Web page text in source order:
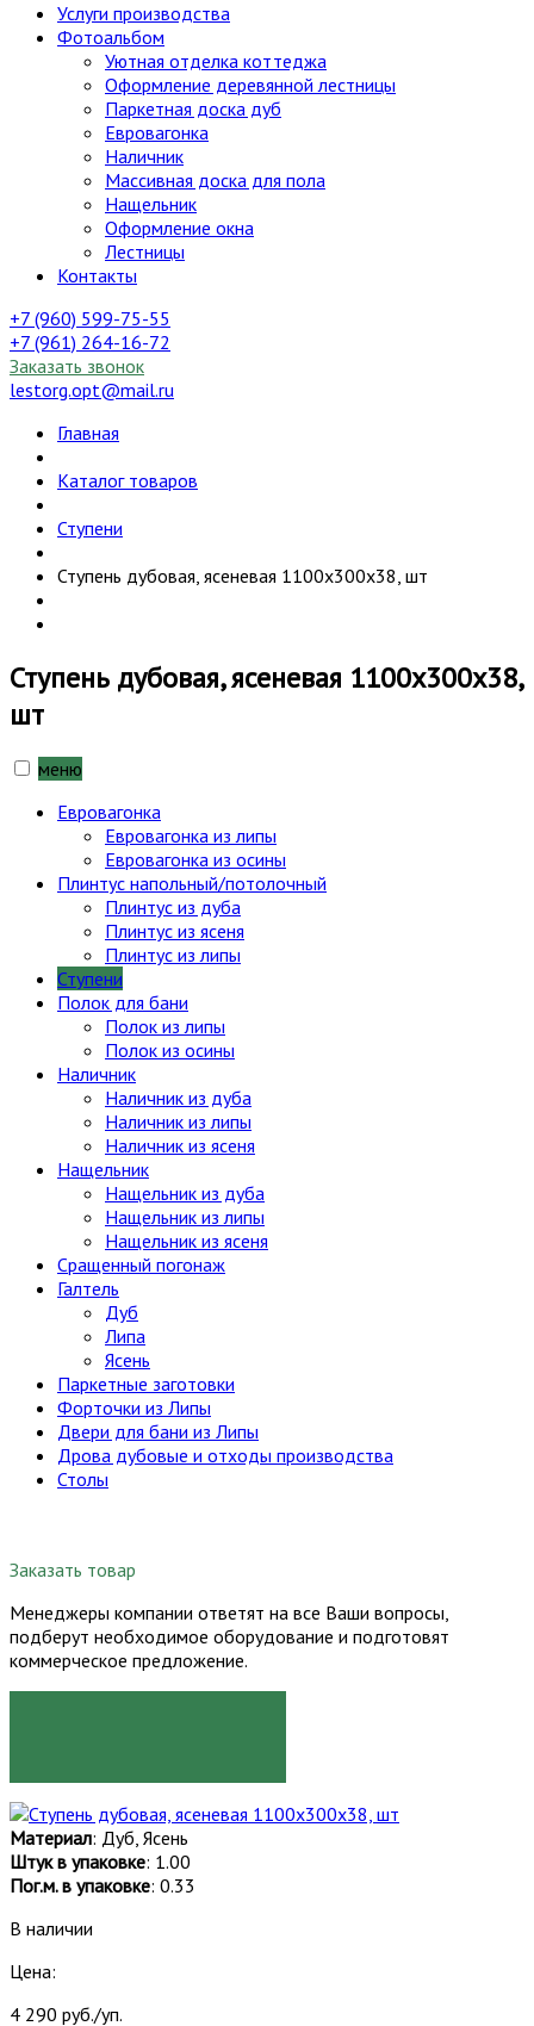
Услуги производства
Фотоальбом
Уютная отделка коттеджа
Оформление деревянной лестницы
Паркетная доска дуб
Евровагонка
Наличник
Массивная доска для пола
Нащельник
Оформление окна
Лестницы
Контакты
+7 (960) 599-75-55
+7 (961) 264-16-72
Заказать звонок
lestorg.opt@mail.ru
Главная
Каталог товаров
Ступени
Ступень дубовая, ясеневая 1100x300x38, шт
Ступень дубовая, ясеневая 1100x300x38,
шт
меню
Евровагонка
Евровагонка из липы
Евровагонка из осины
Плинтус напольный/потолочный
Плинтус из дуба
Плинтус из ясеня
Плинтус из липы
Ступени
Полок для бани
Полок из липы
Полок из осины
Наличник
Наличник из дуба
Наличник из липы
Наличник из ясеня
Нащельник
Нащельник из дуба
Нащельник из липы
Нащельник из ясеня
Сращенный погонаж
Галтель
Дуб
Липа
Ясень
Паркетные заготовки
Форточки из Липы
Двери для бани из Липы
Дрова дубовые и отходы производства
Столы
Заказать товар
Менеджеры компании ответят на все Ваши вопросы,
подберут необходимое оборудование и подготовят
коммерческое предложение.
Материал: Дуб, Ясень
Штук в упаковке: 1.00
Пог.м. в упаковке: 0.33
В наличии
Цена:
4 290 руб./уп.